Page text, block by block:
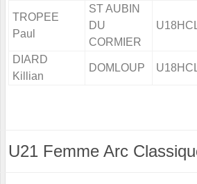
TROPEE
Paul
ST AUBIN
DU
CORMIER
DIARD
Killian
DOMLOUP
U21 Femme Arc